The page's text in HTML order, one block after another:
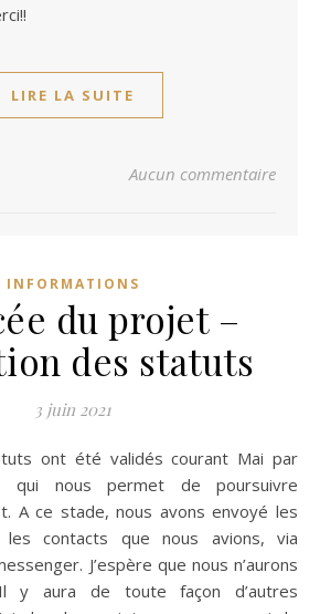
LIRE LA SUITE
Aucun commentaire
INFORMATIONS
du projet –
des statuts
3 juin 2021
qui nous permet de poursuivre
A ce stade, nous avons envoyé les
contacts que nous avions, via
J’espère que nous n’aurons
y aura de toute façon d’autres